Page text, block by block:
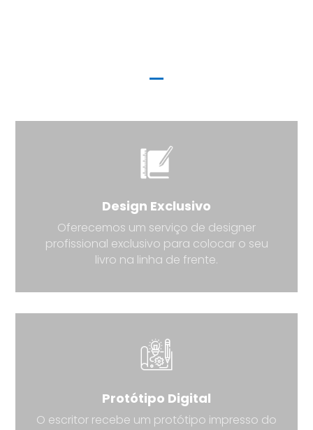
Design Exclusivo
Oferecemos um serviço de designer
profissional exclusivo para colocar o seu
livro na linha de frente.
Protótipo Digital
O escritor recebe um protótipo impresso do